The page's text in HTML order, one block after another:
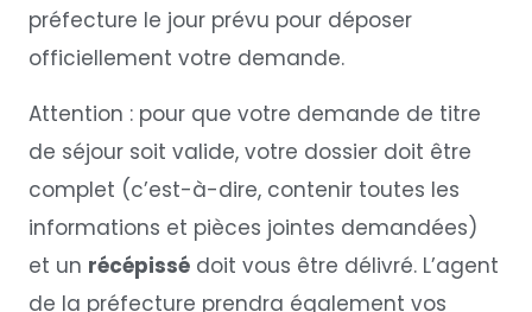
préfecture le jour prévu pour déposer
officiellement votre demande.
Attention : pour que votre demande de titre
de séjour soit valide, votre dossier doit être
complet (c’est-à-dire, contenir toutes les
informations et pièces jointes demandées)
et un récépissédoit vous être délivré. L’agent
de la préfecture prendra également vos